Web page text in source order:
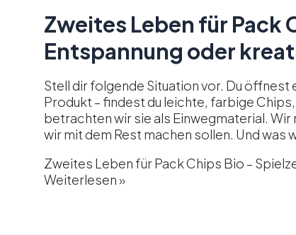
Zweites Leben für Pack
Entspannung oder
Stell dir folgende Situation vor. Du öffnest
Produkt – findest du leichte, farbige
betrachten wir sie als Einwegmaterial. Wir
wir mit dem Rest machen sollen. Und was
Zweites Leben für Pack Chips Bio –
Weiterlesen »